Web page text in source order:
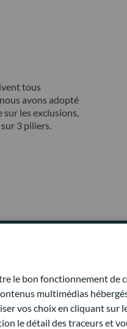
tous
avons adopté
les exclusions,
3 piliers.
le bon fonctionnement de
multimédias
vos choix en cliquant sur
le détail des traceurs et